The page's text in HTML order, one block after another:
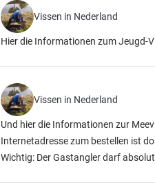
Vissen in Nederland
Hier die Informationen zum Jeugd-
Vissen in Nederland
Und hier die Informationen zur
Internetadresse zum bestellen ist
Wichtig: Der Gastangler darf